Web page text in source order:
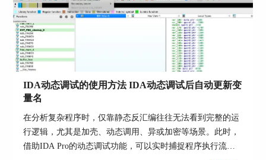
作!
二、ida动态调试安卓模拟器
搞动态调试安卓模拟器，有时候比破译密码还困
难。这玩意因为安卓系统本身骚操作多，而模拟器
环境还磨叽得不行。但别怕，IDA Pro可是个高
手，它有一套高级的动态调试技巧，可以帮你解决
这些问题。
下面是具体的步骤，就像搞科学实验一样：
1、备战环境：首先，你要确保装了一款跟安卓模
IDA动态调试的使用方法 IDA动态调试后自动更新变
量名
在分析复杂程序时，仅靠静态反汇编往往无法看到完整的运
行逻辑，尤其是加壳、动态调用、异或加密等场景。此时，
借助IDA Pro的动态调试功能，可以实时捕捉程序执行流